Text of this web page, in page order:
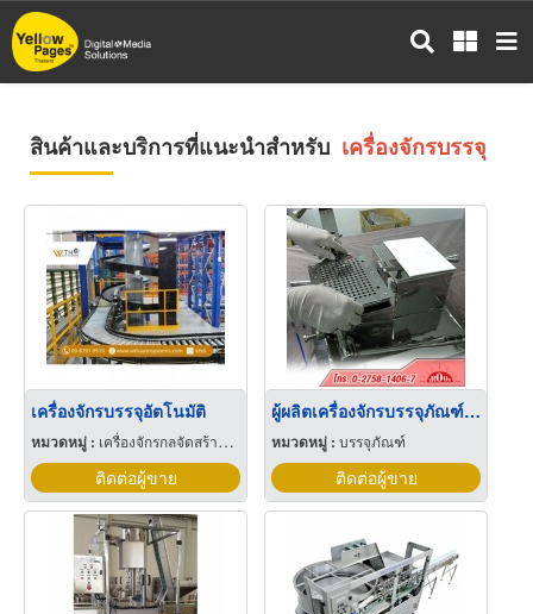
ข้าม
ไป
สินค้าและบริการที่แนะนำสำหรับ เครื่องจักรบรรจุ
เครื่องจักรบรรจุอัตโนมัติ
หมวดหมู่ : เครื่องจักรกลจัดสร้างตามสั่ง
ติดต่อผู้ขาย
ผู้ผลิตเครื่องจักรบรรจุภัณฑ์ ราคาส่ง
หมวดหมู่ :บรรจุภัณฑ์
ติดต่อผู้ขาย